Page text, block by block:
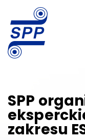
SPP
zakresu